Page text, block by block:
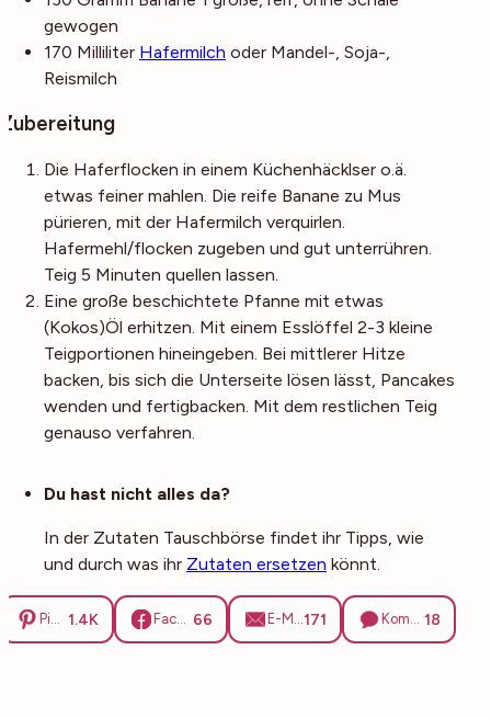
gewogen
170 Milliliter Hafermilch oder Mandel-, Soja-,
Reismilch
Zubereitung
Die Haferflocken in einem Küchenhäcklser o.ä.
etwas feiner mahlen. Die reife Banane zu Mus
pürieren, mit der Hafermilch verquirlen.
Hafermehl/flocken zugeben und gut unterrühren.
Teig 5 Minuten quellen lassen.
Eine große beschichtete Pfanne mit etwas
(Kokos)Öl erhitzen. Mit einem Esslöffel 2-3 kleine
Teigportionen hineingeben. Bei mittlerer Hitze
backen, bis sich die Unterseite lösen lässt, Pancakes
wenden und fertigbacken. Mit dem restlichen Teig
genauso verfahren.
Du hast nicht alles da?
In der Zutaten Tauschbörse findet ihr Tipps, wie
und durch was ihr Zutaten ersetzen könnt.
Pinterest 1.4K Facebook 66 E-Mail171 Kommentare 18